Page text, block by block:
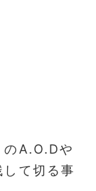
のA.O.Dや
て切る事